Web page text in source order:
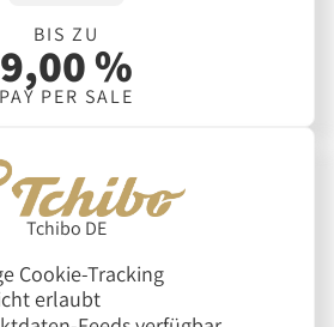
BIS ZU
9,00 %
PAY PER SALE
Tchibo DE
Cookie-Tracking
erlaubt